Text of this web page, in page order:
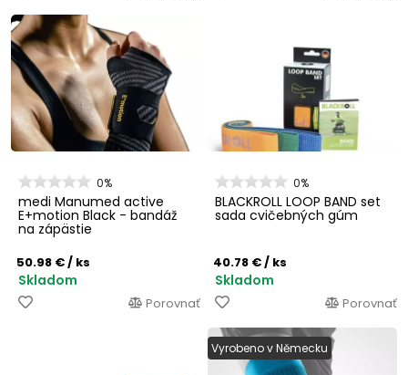
0%
medi Manumed active
E+motion Black - bandáž
na zápästie
50.98 €/ ks
Skladom
Porovnať
0%
BLACKROLL LOOP BAND set
sada cvičebných gúm
40.78 €/ ks
Skladom
Porovnať
Vyrobeno v Německu